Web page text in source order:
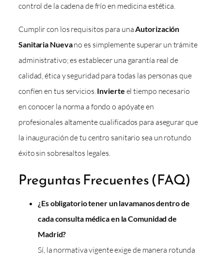
control de la cadena de frío en medicina estética.
Cumplir con los requisitos para unaAutorización
Sanitaria Nuevano es simplemente superar un trámite
administrativo; es establecer una garantía real de
calidad, ética y seguridad para todas las personas que
confíen en tus servicios. Invierte el tiempo necesario
en conocer la norma a fondo o apóyate en
profesionales altamente cualificados para asegurar que
la inauguración de tu centro sanitario sea un rotundo
éxito sin sobresaltos legales.
Preguntas Frecuentes (FAQ)
¿Es obligatorio tener un lavamanos dentro de
cada consulta médica en la Comunidad de
Madrid?
Sí, la normativa vigente exige de manera rotunda